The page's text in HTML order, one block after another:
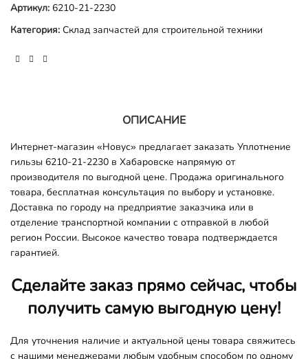
Артикул: 6210-21-2230
Категория: Склад запчастей для строительной техники
ОПИСАНИЕ
Интернет-магазин «Новус» предлагает заказать Уплотнение
гильзы 6210-21-2230 в Хабаровске напрямую от
производителя по выгодной цене. Продажа оригинального
товара, бесплатная консультация по выбору и установке.
Доставка по городу на предприятие заказчика или в
отделение транспортной компании с отправкой в любой
регион России. Высокое качество товара подтверждается
гарантией.
Сделайте заказ прямо сейчас, чтобы
получить самую выгодную цену!
Для уточнения наличие и актуальной цены товара свяжитесь
с нашими менеджерами любым удобным способом по одному